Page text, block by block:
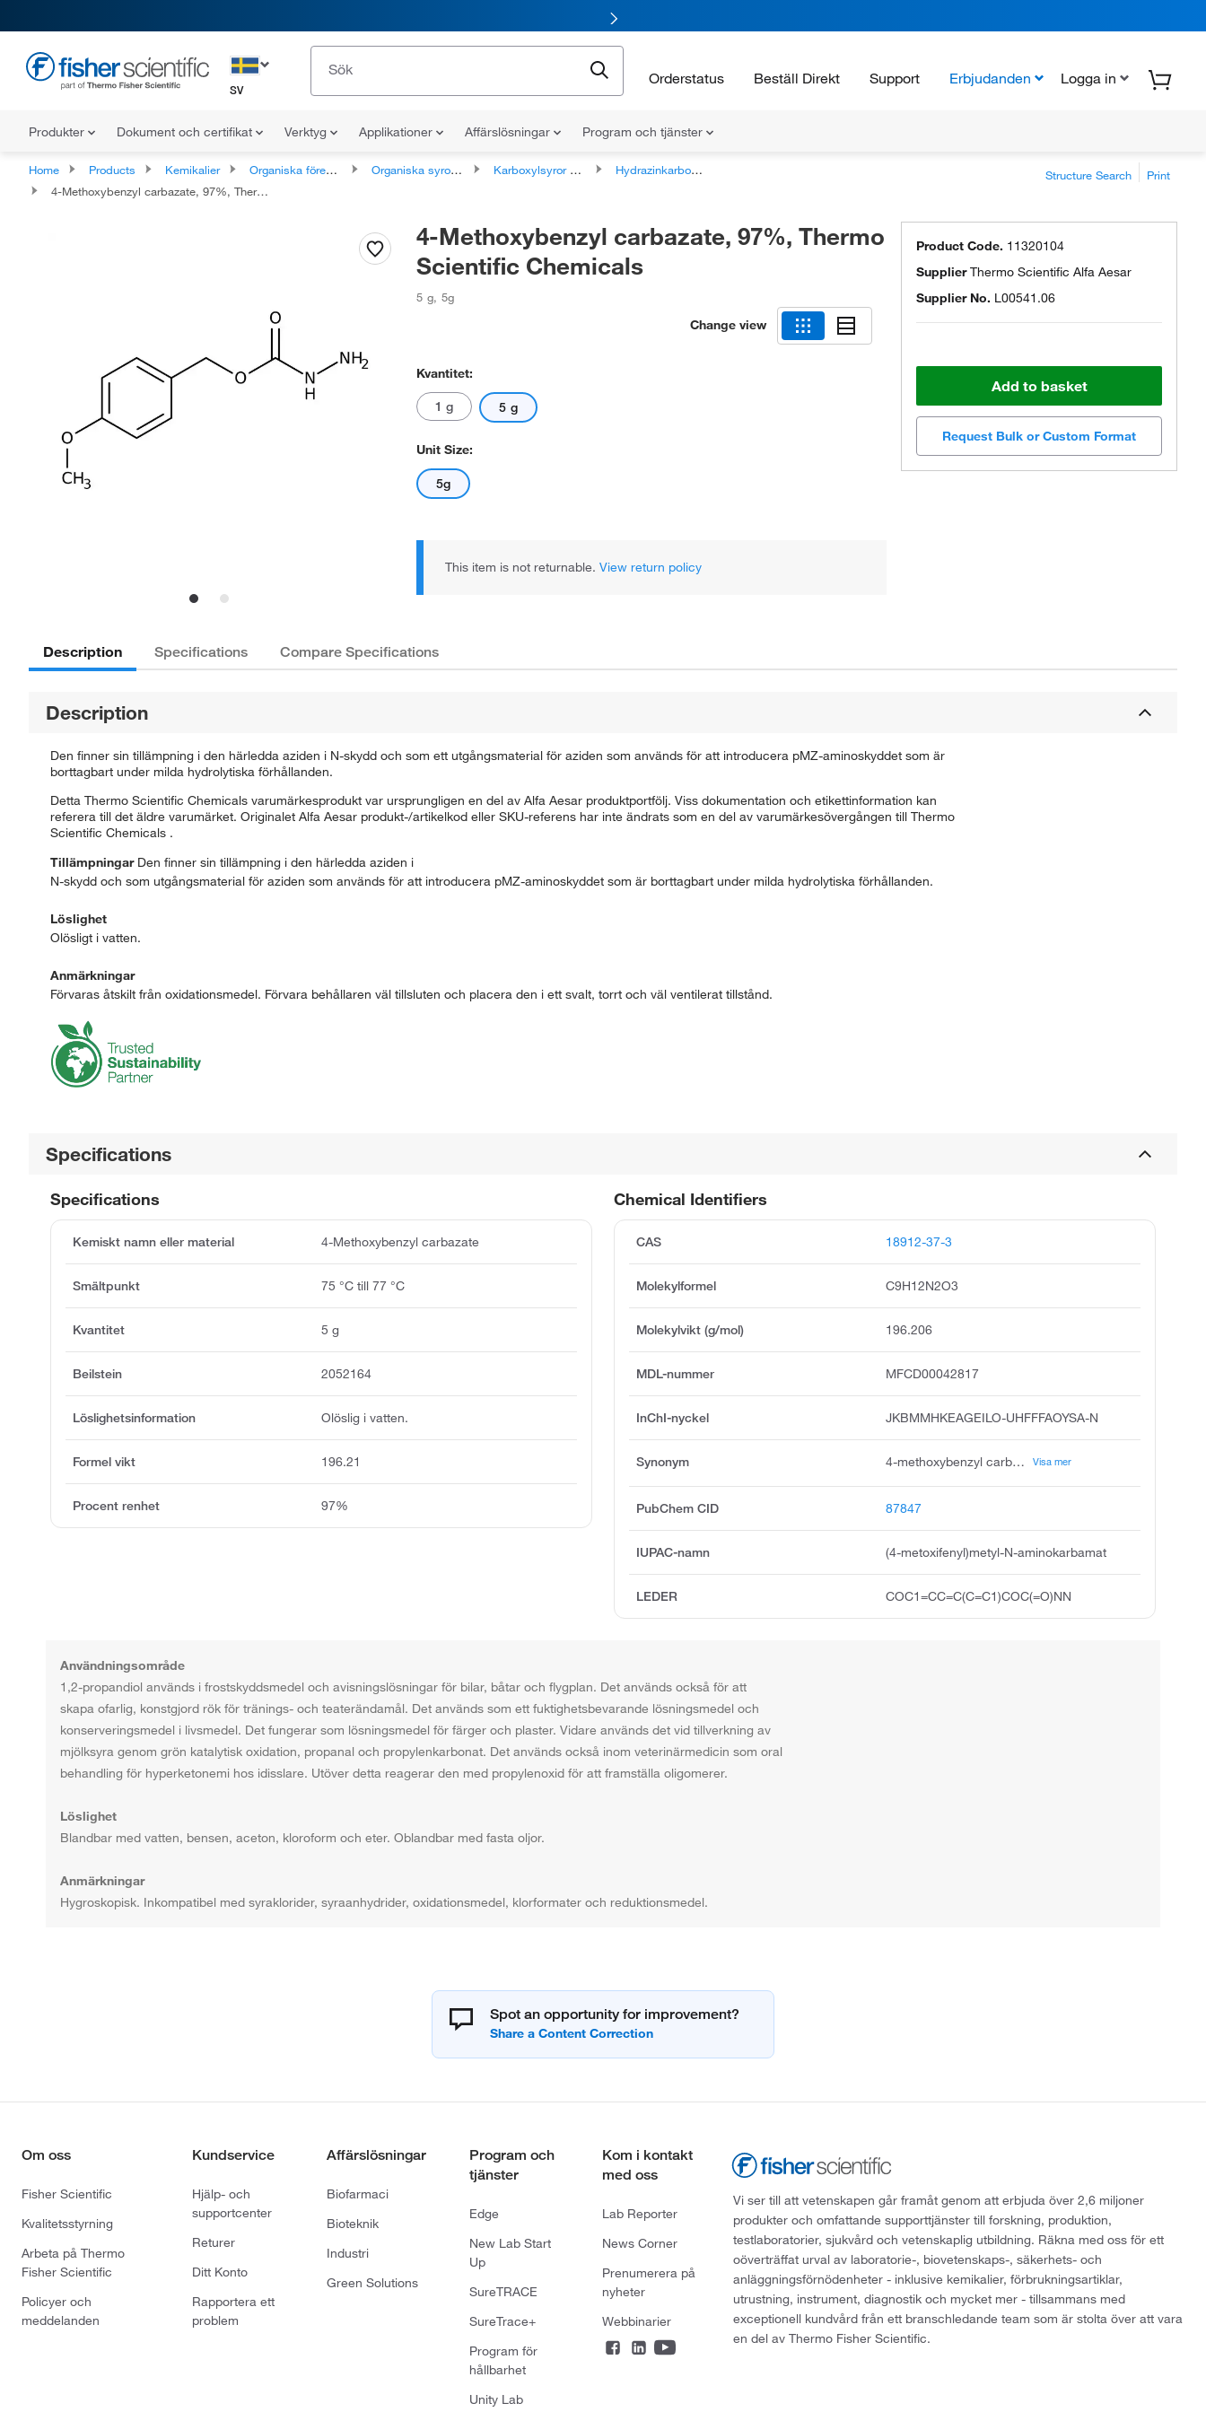
SV
Orderstatus Beställ Direkt Support Erbjudanden Logga in
Produkter Dokument och certifikat Verktyg Applikationer Affärslösningar Program och tjänster
Home Products Kemikalier Organiska föreningar Organiska syror och derivat Karboxylsyror och derivat
Hydrazinkarboxylsyror och derivat
4-Methoxybenzyl carbazate, 97%, Thermo Scientific Chemicals
Structure Search Print
4-Methoxybenzyl carbazate, 97%, Thermo
Scientific Chemicals
5 g, 5g
Change view
Kvantitet:
1 g 5 g
Unit Size:
5g
This item is not returnable. View return policy
Product Code. 11320104
SupplierThermo Scientific Alfa Aesar
Supplier No. L00541.06
Add to basket
Request Bulk or Custom Format
Description Specifications Compare Specifications
Description
Den finner sin tillämpning i den härledda aziden i N-skydd och som ett utgångsmaterial för aziden som används för att introducera pMZ-aminoskyddet som är
borttagbart under milda hydrolytiska förhållanden.
Detta Thermo Scientific Chemicals varumärkesprodukt var ursprungligen en del av Alfa Aesar produktportfölj. Viss dokumentation och etikettinformation kan
referera till det äldre varumärket. Originalet Alfa Aesar produkt-/artikelkod eller SKU-referens har inte ändrats som en del av varumärkesövergången till Thermo
Scientific Chemicals .
TillämpningarDen finner sin tillämpning i den härledda aziden i
N-skydd och som utgångsmaterial för aziden som används för att introducera pMZ-aminoskyddet som är borttagbart under milda hydrolytiska förhållanden.
Löslighet
Olösligt i vatten.
Anmärkningar
Förvaras åtskilt från oxidationsmedel. Förvara behållaren väl tillsluten och placera den i ett svalt, torrt och väl ventilerat tillstånd.
Specifications
Chemical Identifiers
CAS 18912-37-3
Molekylformel C9H12N2O3
Molekylvikt (g/mol) 196.206
MDL-nummer MFCD00042817
InChI-nyckel JKBMMHKEAGEILO-UHFFFAOYSA-N
Synonym 4-methoxybenzyl carbazate, p-methoxybenzyl carbazate, 4-methoxybenzyl hydrazinecarboxylate, hydrazinecarboxylic acid, 4-methoxyphenyl methyl ester, 4-methoxyphenyl methyl oxycarbohydrazide, 4-methoxyphenyl methoxycarbohydrazide, carbazic acid, p-methoxybenzyl ester, acmc-20amf6, carbazic acid 4-methoxybenzyl ester, 4-methoxybenzyl hydrazinecarboxylate # Visa mer
PubChem CID 87847
IUPAC-namn (4-metoxifenyl)metyl-N-aminokarbamat
LEDER COC1=CC=C(C=C1)COC(=O)NN
Specifications
Kemiskt namn eller material 4-Methoxybenzyl carbazate
Smältpunkt 75 °C till 77 °C
Kvantitet 5 g
Beilstein 2052164
Löslighetsinformation Olöslig i vatten.
Formel vikt 196.21
Procent renhet 97%
Användningsområde
1,2-propandiol används i frostskyddsmedel och avisningslösningar för bilar, båtar och flygplan. Det används också för att
skapa ofarlig, konstgjord rök för tränings- och teaterändamål. Det används som ett fuktighetsbevarande lösningsmedel och
konserveringsmedel i livsmedel. Det fungerar som lösningsmedel för färger och plaster. Vidare används det vid tillverkning av
mjölksyra genom grön katalytisk oxidation, propanal och propylenkarbonat. Det används också inom veterinärmedicin som oral
behandling för hyperketonemi hos idisslare. Utöver detta reagerar den med propylenoxid för att framställa oligomerer.
Löslighet
Blandbar med vatten, bensen, aceton, kloroform och eter. Oblandbar med fasta oljor.
Anmärkningar
Hygroskopisk. Inkompatibel med syraklorider, syraanhydrider, oxidationsmedel, klorformater och reduktionsmedel.
Spot an opportunity for improvement?
Om oss
Fisher Scientific
Kvalitetsstyrning
Arbeta på Thermo
Fisher Scientific
Policyer och
meddelanden
Kundservice
Hjälp- och
supportcenter
Returer
Ditt Konto
Rapportera ett
problem
Affärslösningar
Biofarmaci
Bioteknik
Industri
Green Solutions
Program och
tjänster
Edge
New Lab Start
Up
SureTRACE
SureTrace+
Program för
hållbarhet
Unity Lab
Kom i kontakt
med oss
Lab Reporter
News Corner
Prenumerera på
nyheter
Webbinarier
Vi ser till att vetenskapen går framåt genom att erbjuda över 2,6 miljoner
produkter och omfattande supporttjänster till forskning, produktion,
testlaboratorier, sjukvård och vetenskaplig utbildning. Räkna med oss för ett
oöverträffat urval av laboratorie-, biovetenskaps-, säkerhets- och
anläggningsförnödenheter - inklusive kemikalier, förbrukningsartiklar,
utrustning, instrument, diagnostik och mycket mer - tillsammans med
exceptionell kundvård från ett branschledande team som är stolta över att vara
en del av Thermo Fisher Scientific.